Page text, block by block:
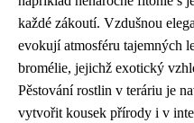
každé zákoutí. Vzdušnou
evokují atmosféru tajemných
bromélie, jejichž exotický
Pěstování rostlin v teráriu je
vytvořit kousek přírody i v